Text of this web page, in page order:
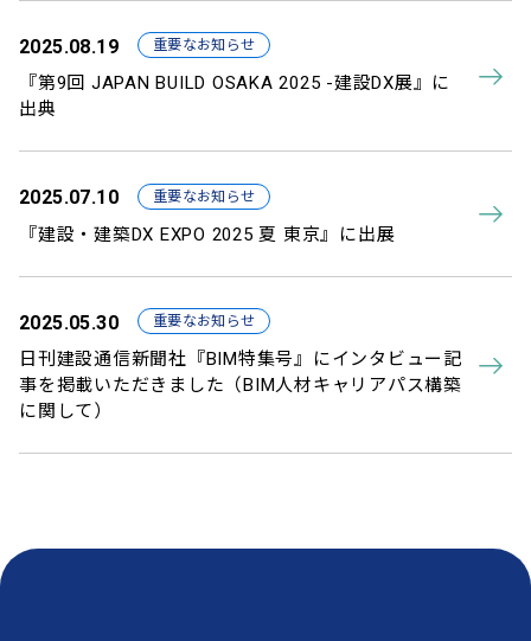
2025.08.19 重要なお知らせ
『第9回 JAPAN BUILD OSAKA 2025 -建設DX展』に
出典
2025.07.10 重要なお知らせ
『建設・建築DX EXPO 2025 夏 東京』に出展
2025.05.30 重要なお知らせ
日刊建設通信新聞社『BIM特集号』にインタビュー記
事を掲載いただきました（BIM人材キャリアパス構築
に関して）